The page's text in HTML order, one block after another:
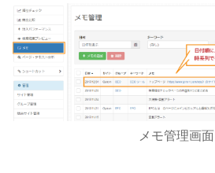
メモ管理画面